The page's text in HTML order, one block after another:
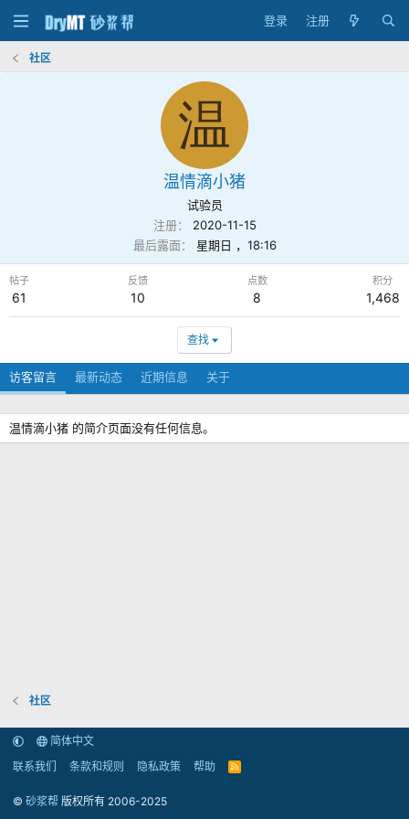
登录 注册
社区
温
温情滴小猪
试验员
注册
2020-11-15
最后露面
星期日 ，18:16
帖子
61
反馈
10
点数
8
积分
1,468
查找
访客留言 最新动态 近期信息 关于
温情滴小猪 的简介页面没有任何信息。
社区
简体中文
联系我们
条款和规则 隐私政策 帮助
R
© 砂浆帮 版权所有 2006-2025